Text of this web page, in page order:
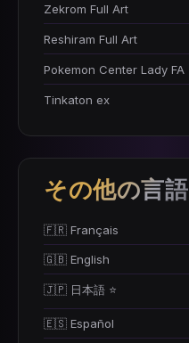
Zekrom Full Art
Reshiram Full Art
Pokemon Center Lady FA
Tinkaton ex
その他の言語
🇫🇷 Français
🇬🇧 English
🇯🇵 日本語 ⭐
🇪🇸 Español